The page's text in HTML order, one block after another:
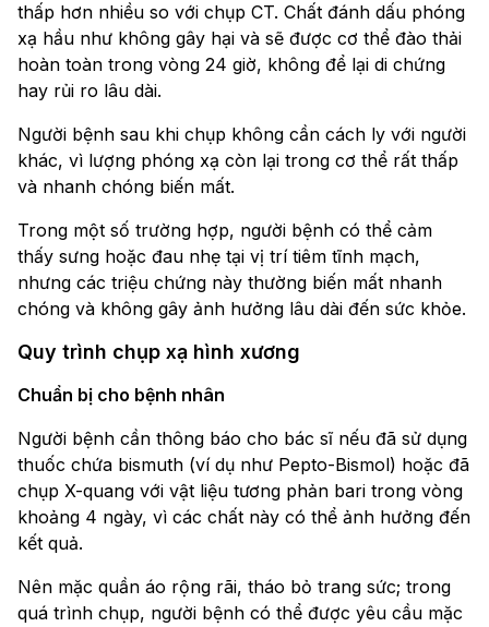
thấp hơn nhiều so với chụp CT. Chất đánh dấu phóng
xạ hầu như không gây hại và sẽ được cơ thể đào thải
hoàn toàn trong vòng 24 giờ, không để lại di chứng
hay rủi ro lâu dài.
Người bệnh sau khi chụp không cần cách ly với người
khác, vì lượng phóng xạ còn lại trong cơ thể rất thấp
và nhanh chóng biến mất.
Trong một số trường hợp, người bệnh có thể cảm
thấy sưng hoặc đau nhẹ tại vị trí tiêm tĩnh mạch,
nhưng các triệu chứng này thường biến mất nhanh
chóng và không gây ảnh hưởng lâu dài đến sức khỏe.
Quy trình chụp xạ hình xương
Chuẩn bị cho bệnh nhân
Người bệnh cần thông báo cho bác sĩ nếu đã sử dụng
thuốc chứa bismuth (ví dụ như Pepto-Bismol) hoặc đã
chụp X-quang với vật liệu tương phản bari trong vòng
khoảng 4 ngày, vì các chất này có thể ảnh hưởng đến
kết quả.
Nên mặc quần áo rộng rãi, tháo bỏ trang sức; trong
quá trình chụp, người bệnh có thể được yêu cầu mặc